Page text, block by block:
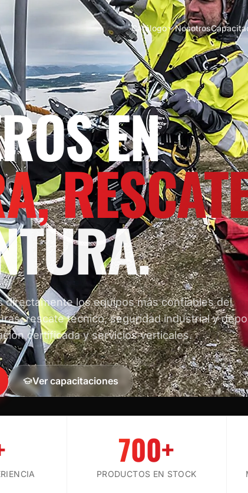
Catálogo Nosotros
EN
directamente los equipos más confiables del
rescate técnico, seguridad industrial y
certificada y servicios verticales.
Ver capacitaciones
700+
PRODUCTOS EN STOCK